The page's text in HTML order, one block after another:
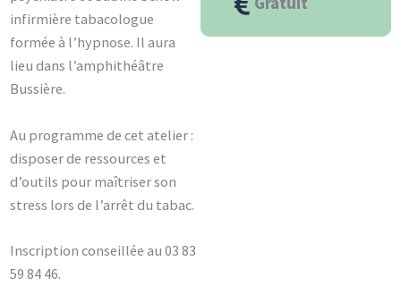
infirmière tabacologue
formée à l’hypnose. Il aura
lieu dans l’amphithéâtre
Bussière.
Au programme de cet atelier :
disposer de ressources et
d’outils pour maîtriser son
stress lors de l’arrêt du tabac.
Inscription conseillée au 03 83
59 84 46.